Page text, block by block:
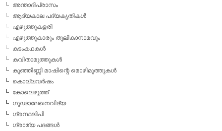
അന്താദിപ്രാസം
ആദ്യകാല പദ്യകൃതികള്‍
എഴുത്തുകളരി
എഴുത്തുകാരും തൂലികാനാമവും
കടംകഥകള്‍
കവിതാമുത്തുകള്‍
കുഞ്ഞിണ്ണി മാഷിന്റെ മൊഴിമുത്തുകള്‍
കൊല്ലവര്‍ഷം
കോലെഴുത്ത്
ഗൂഢാലേഖനവിദ്യ
ഗ്രന്ഥലിപി
ഗ്രാമ്യ പദങ്ങള്‍